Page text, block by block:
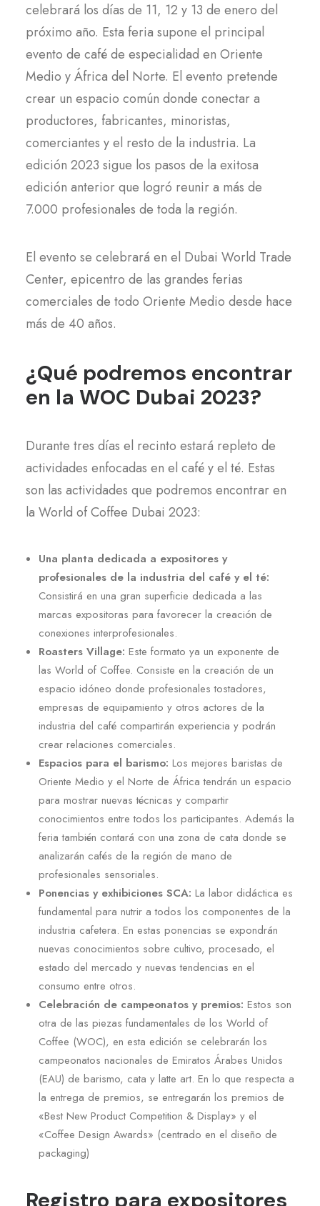
celebrará los días de 11, 12 y 13 de enero del
próximo año. Esta feria supone el principal
evento de café de especialidad en Oriente
Medio y África del Norte. El evento pretende
crear un espacio común donde conectar a
productores, fabricantes, minoristas,
comerciantes y el resto de la industria. La
edición 2023 sigue los pasos de la exitosa
edición anterior que logró reunir a más de
7.000 profesionales de toda la región.
El evento se celebrará en el Dubai World Trade
Center, epicentro de las grandes ferias
comerciales de todo Oriente Medio desde hace
más de 40 años.
¿Qué podremos encontrar
en la WOC Dubai 2023?
Durante tres días el recinto estará repleto de
actividades enfocadas en el café y el té. Estas
son las actividades que podremos encontrar en
la World of Coffee Dubai 2023:
Una planta dedicada a expositores y
profesionales de la industria del café y el té:
Consistirá en una gran superficie dedicada a las
marcas expositoras para favorecer la creación de
conexiones interprofesionales.
Roasters Village: Este formato ya un exponente de
las World of Coffee. Consiste en la creación de un
espacio idóneo donde profesionales tostadores,
empresas de equipamiento y otros actores de la
industria del café compartirán experiencia y podrán
crear relaciones comerciales.
Espacios para el barismo: Los mejores baristas de
Oriente Medio y el Norte de África tendrán un espacio
para mostrar nuevas técnicas y compartir
conocimientos entre todos los participantes. Además la
feria también contará con una zona de cata donde se
analizarán cafés de la región de mano de
profesionales sensoriales.
Ponencias y exhibiciones SCA: La labor didáctica es
fundamental para nutrir a todos los componentes de la
industria cafetera. En estas ponencias se expondrán
nuevas conocimientos sobre cultivo, procesado, el
estado del mercado y nuevas tendencias en el
consumo entre otros.
Celebración de campeonatos y premios: Estos son
otra de las piezas fundamentales de los World of
Coffee (WOC), en esta edición se celebrarán los
campeonatos nacionales de Emiratos Árabes Unidos
(EAU) de barismo, cata y latte art. En lo que respecta a
la entrega de premios, se entregarán los premios de
«Best New Product Competition & Display» y el
«Coffee Design Awards» (centrado en el diseño de
packaging)
Registro para expositores